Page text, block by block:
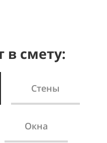
в смету:
Стены
Окна